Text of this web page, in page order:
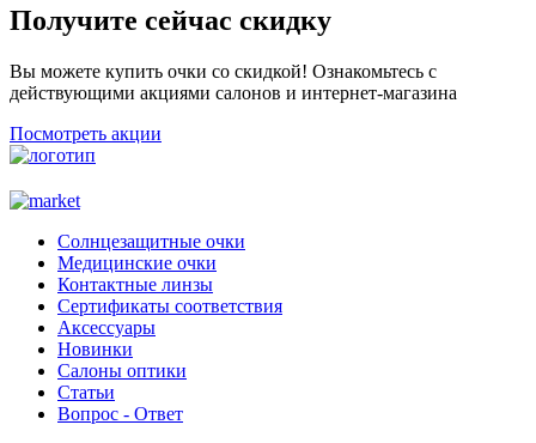
Получите сейчас скидку
Вы можете купить очки со скидкой! Ознакомьтесь с
действующими акциями салонов и интернет-магазина
Посмотреть акции
Солнцезащитные очки
Медицинские очки
Контактные линзы
Сертификаты соответствия
Аксессуары
Новинки
Салоны оптики
Статьи
Вопрос - Ответ